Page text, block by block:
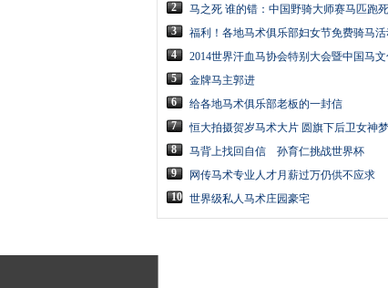
2
马之死 谁的错：中国野骑大师赛马匹跑死
3
福利！各地马术俱乐部妇女节免费骑马
4
2014世界汗血马协会特别大会暨中国马
5
金牌马主郭进
6
给各地马术俱乐部老板的一封信
7
恒大拍摄贺岁马术大片 圆旗下后卫女神梦
8
马背上找回自信 孙育仁挑战世界杯
9
网传马术专业人才月薪过万仍供不应求
10 世界级私人马术庄园豪宅